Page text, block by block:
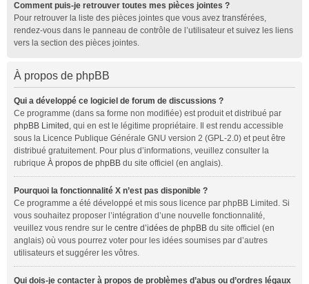
Comment puis-je retrouver toutes mes pièces jointes ?
Pour retrouver la liste des pièces jointes que vous avez transférées,
rendez-vous dans le panneau de contrôle de l’utilisateur et suivez les liens
vers la section des pièces jointes.
À propos de phpBB
Qui a développé ce logiciel de forum de discussions ?
Ce programme (dans sa forme non modifiée) est produit et distribué par
phpBB Limited , qui en est le légitime propriétaire. Il est rendu accessible
sous la Licence Publique Générale GNU version 2 (GPL-2.0) et peut être
distribué gratuitement. Pour plus d’informations, veuillez consulter la
rubrique À propos de phpBB du site officiel (en anglais).
Pourquoi la fonctionnalité X n’est pas disponible ?
Ce programme a été développé et mis sous licence par phpBB Limited. Si
vous souhaitez proposer l’intégration d’une nouvelle fonctionnalité,
veuillez vous rendre sur le centre d’idées de phpBB du site officiel (en
anglais) où vous pourrez voter pour les idées soumises par d’autres
utilisateurs et suggérer les vôtres.
Qui dois-je contacter à propos de problèmes d’abus ou d’ordres légaux